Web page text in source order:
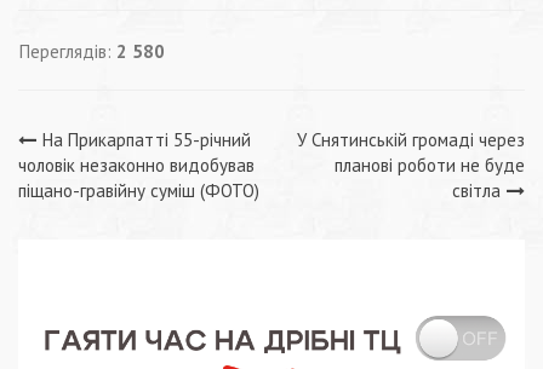
Переглядів: 2 580
Навігація
записів
На Прикарпатті 55-річний
чоловік незаконно видобував
піщано-гравійну суміш (ФОТО)
У Снятинській громаді через
планові роботи не буде
світла